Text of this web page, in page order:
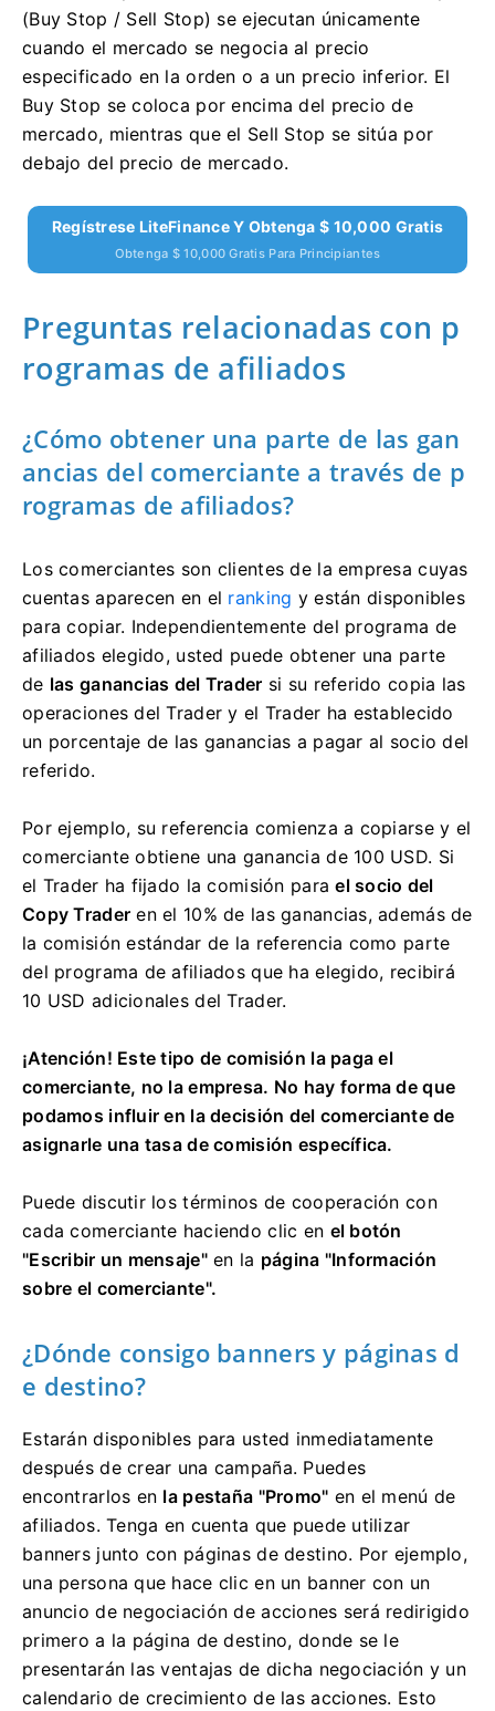
(Buy Stop / Sell Stop) se ejecutan únicamente
cuando el mercado se negocia al precio
especificado en la orden o a un precio inferior. El
Buy Stop se coloca por encima del precio de
mercado, mientras que el Sell Stop se sitúa por
debajo del precio de mercado.
Regístrese LiteFinance Y Obtenga $ 10,000 Gratis
Obtenga $ 10,000 Gratis Para Principiantes
Preguntas relacionadas con p
rogramas de afiliados
¿Cómo obtener una parte de las gan
ancias del comerciante a través de p
rogramas de afiliados?
Los comerciantes son clientes de la empresa cuyas
cuentas aparecen en el ranking y están disponibles
para copiar. Independientemente del programa de
afiliados elegido, usted puede obtener una parte
de las ganancias del Trader si su referido copia las
operaciones del Trader y el Trader ha establecido
un porcentaje de las ganancias a pagar al socio del
referido.
Por ejemplo, su referencia comienza a copiarse y el
comerciante obtiene una ganancia de 100 USD. Si
el Trader ha fijado la comisión parael socio del
Copy Trader en el 10% de las ganancias, además de
la comisión estándar de la referencia como parte
del programa de afiliados que ha elegido, recibirá
10 USD adicionales del Trader.
¡Atención! Este tipo de comisión la paga el
comerciante, no la empresa. No hay forma de que
podamos influir en la decisión del comerciante de
asignarle una tasa de comisión específica.
Puede discutir los términos de cooperación con
cada comerciante haciendo clic en el botón
"Escribir un mensaje"en la página "Información
sobre el comerciante".
¿Dónde consigo banners y páginas d
e destino?
Estarán disponibles para usted inmediatamente
después de crear una campaña. Puedes
encontrarlos en la pestaña "Promo" en el menú de
afiliados.Tenga en cuenta que puede utilizar
banners junto con páginas de destino. Por ejemplo,
una persona que hace clic en un banner con un
anuncio de negociación de acciones será redirigido
primero a la página de destino, donde se le
presentarán las ventajas de dicha negociación y un
calendario de crecimiento de las acciones. Esto